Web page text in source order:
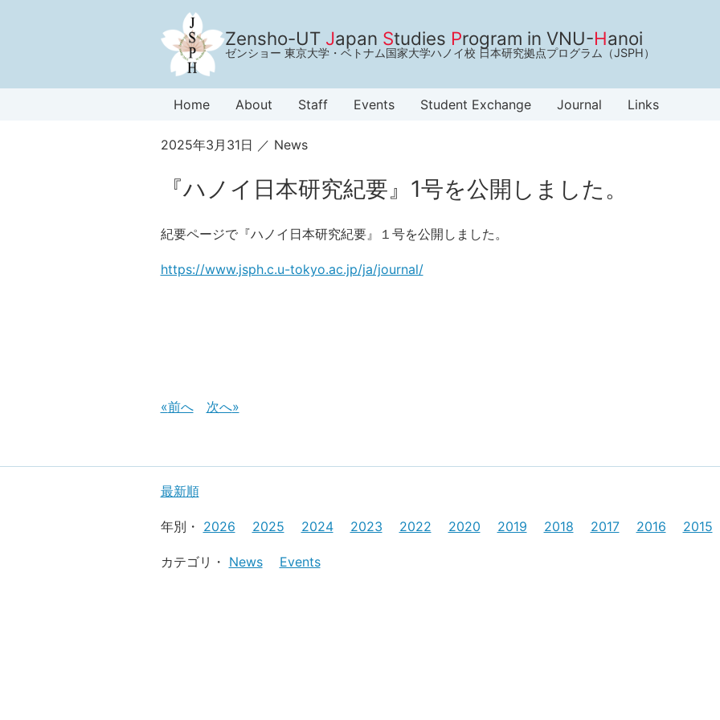
Zensho-UT Japan Studies Program in VNU-Hanoi
ゼンショー 東京大学・ベトナム国家大学ハノイ校 日本研究拠点プログラム（JSPH）
Home About Staff Events Student Exchange Journal Links
2025年3月31日 News
『ハノイ日本研究紀要』1号を公開しました。
紀要ページで『ハノイ日本研究紀要』１号を公開しました。
https://www.jsph.c.u-tokyo.ac.jp/ja/journal/
前へ 次へ
最新順
年別・ 2026 2025 2024 2023 2022 2020 2019 2018 2017 2016 2015
カテゴリ・ News Events